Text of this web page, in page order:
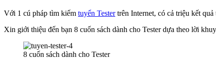
Với 1 cú pháp tìm kiếm tuyển Testertrên Internet, có cả triệu kết
Xin giới thiệu đến bạn 8 cuốn sách dành cho Tester dựa theo lời
8 cuốn sách dành cho Tester